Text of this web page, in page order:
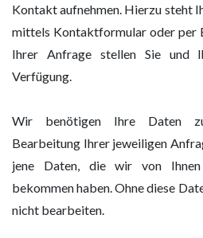
Kontakt aufnehmen. Hierzu steht
mittels Kontaktformular oder per
Ihrer Anfrage stellen Sie und
Verfügung.
Wir benötigen Ihre Daten
Bearbeitung Ihrer jeweiligen
jene Daten, die wir von
bekommen haben. Ohne diese
nicht bearbeiten.